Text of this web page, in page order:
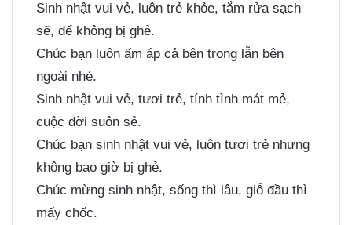
Sinh nhật vui vẻ, luôn trẻ khỏe, tắm rửa sạch
sẽ, để không bị ghẻ.
Chúc bạn luôn ấm áp cả bên trong lẫn bên
ngoài nhé.
Sinh nhật vui vẻ, tươi trẻ, tính tình mát mẻ,
cuộc đời suôn sẻ.
Chúc bạn sinh nhật vui vẻ, luôn tươi trẻ nhưng
không bao giờ bị ghẻ.
Chúc mừng sinh nhật, sống thì lâu, giỗ đầu thì
mấy chốc.